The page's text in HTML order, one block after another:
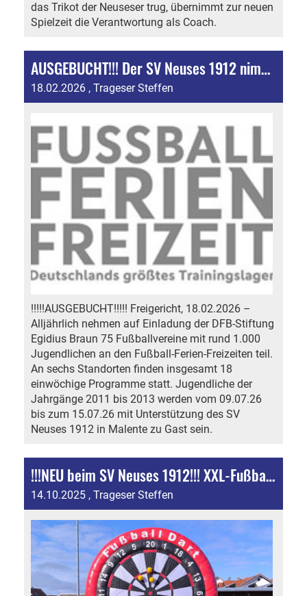
das Trikot der Neuseser trug, übernimmt zur neuen
Spielzeit die Verantwortung als Coach.
AUSGEBUCHT!!! Der SV Neuses 1912 nimmt an Fußball-Ferien-Freizeit der DFB-Stiftung Egidius Braun teil!
18.02.2026 , Trageser Steffen
!!!!!AUSGEBUCHT!!!!! Freigericht, 18.02.2026 –
Alljährlich nehmen auf Einladung der DFB-Stiftung
Egidius Braun 75 Fußballvereine mit rund 1.000
Jugendlichen an den Fußball-Ferien-Freizeiten teil.
An sechs Standorten finden insgesamt 18
einwöchige Programme statt. Jugendliche der
Jahrgänge 2011 bis 2013 werden vom 09.07.26
bis zum 15.07.26 mit Unterstützung des SV
Neuses 1912 in Malente zu Gast sein.
!!!NEU beim SV Neuses 1912!!! XXL-Fußball-Dart mit Verkaufsanhänger für dein Event!
14.10.2025 , Trageser Steffen